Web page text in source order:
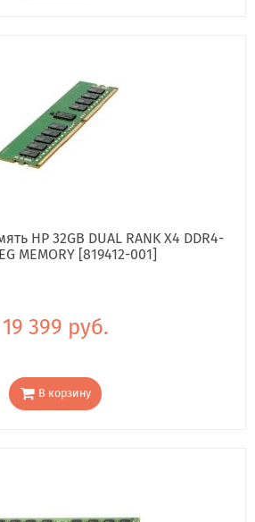
HP 32GB DUAL RANK X4 DDR4-
MEMORY [819412-001]
19 399 руб.
В корзину